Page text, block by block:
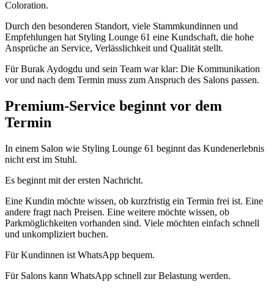
Coloration.
Durch den besonderen Standort, viele Stammkundinnen und
Empfehlungen hat Styling Lounge 61 eine Kundschaft, die hohe
Ansprüche an Service, Verlässlichkeit und Qualität stellt.
Für Burak Aydogdu und sein Team war klar: Die Kommunikation
vor und nach dem Termin muss zum Anspruch des Salons passen.
Premium-Service beginnt vor dem
Termin
In einem Salon wie Styling Lounge 61 beginnt das Kundenerlebnis
nicht erst im Stuhl.
Es beginnt mit der ersten Nachricht.
Eine Kundin möchte wissen, ob kurzfristig ein Termin frei ist. Eine
andere fragt nach Preisen. Eine weitere möchte wissen, ob
Parkmöglichkeiten vorhanden sind. Viele möchten einfach schnell
und unkompliziert buchen.
Für Kundinnen ist WhatsApp bequem.
Für Salons kann WhatsApp schnell zur Belastung werden.